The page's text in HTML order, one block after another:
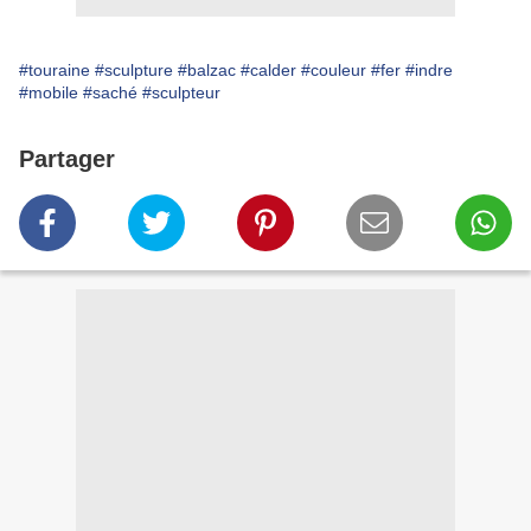
#touraine #sculpture #balzac #calder #couleur #fer #indre
#mobile #saché #sculpteur
Partager